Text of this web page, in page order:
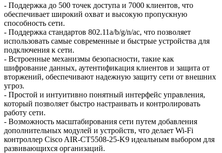
- Поддержка до 500 точек доступа и 7000 клиентов, что
обеспечивает широкий охват и высокую пропускную
способность сети.
- Поддержка стандартов 802.11a/b/g/n/ac, что позволяет
использовать самые современные и быстрые устройства для
подключения к сети.
- Встроенные механизмы безопасности, такие как
шифрование данных, аутентификация клиентов и защита от
вторжений, обеспечивают надежную защиту сети от внешних
угроз.
- Простой и интуитивно понятный интерфейс управления,
который позволяет быстро настраивать и контролировать
работу сети.
- Возможность масштабирования сети путем добавления
дополнительных модулей и устройств, что делает Wi-Fi
контроллер Cisco AIR-CT5508-25-K9 идеальным выбором для
развивающихся организаций.